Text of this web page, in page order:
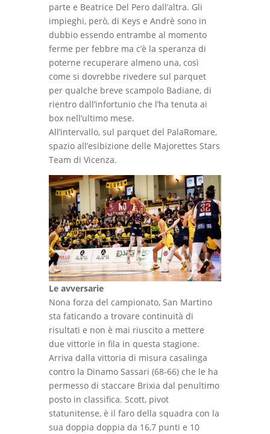
parte e Beatrice Del Pero dall’altra. Gli
impieghi, però, di Keys e Andrè sono in
dubbio essendo entrambe al momento
ferme per febbre ma c’è la speranza di
poterne recuperare almeno una, così
come si dovrebbe rivedere sul parquet
per qualche breve scampolo Badiane, di
rientro dall’infortunio che l’ha tenuta ai
box nell’ultimo mese.
All’intervallo, sul parquet del PalaRomare,
spazio all’esibizione delle Majorettes Stars
Team di Vicenza.
Le avversarie
Nona forza del campionato, San Martino
sta faticando a trovare continuità di
risultati e non è mai riuscito a mettere
due vittorie in fila in questa stagione.
Arriva dalla vittoria di misura casalinga
contro la Dinamo Sassari (68-66) che le ha
permesso di staccare Brixia dal penultimo
posto in classifica. Scott, pivot
statunitense, è il faro della squadra con la
sua doppia doppia da 16,7 punti e 10